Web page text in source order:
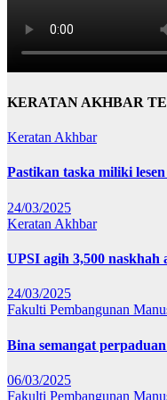
KERATAN AKHBAR
Keratan Akhbar
Pastikan taska miliki
24/03/2025
Keratan Akhbar
UPSI agih 3,500
24/03/2025
Fakulti Pembangunan
Bina semangat
06/03/2025
Fakulti Pembangunan